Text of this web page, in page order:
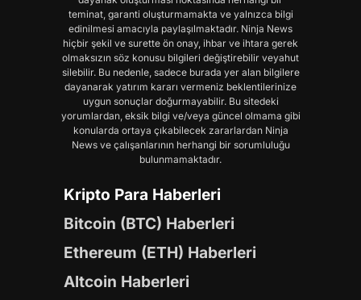
teminat, garanti oluşturmamakta ve yalnızca bilgi
edinilmesi amacıyla paylaşılmaktadır. Ninja News
hiçbir şekil ve surette ön onay, ihbar ve ihtara gerek
olmaksızın söz konusu bilgileri değiştirebilir veyahut
silebilir. Bu nedenle, sadece burada yer alan bilgilere
dayanarak yatırım kararı vermeniz beklentilerinize
uygun sonuçlar doğurmayabilir. Bu sitedeki
yorumlardan, eksik bilgi ve/veya güncel olmama gibi
konularda ortaya çıkabilecek zararlardan Ninja
News ve çalışanlarının herhangi bir sorumluluğu
bulunmamaktadır.
Kripto Para Haberleri
Bitcoin (BTC) Haberleri
Ethereum (ETH) Haberleri
Altcoin Haberleri